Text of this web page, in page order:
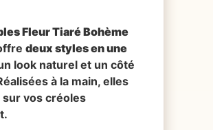
Fleur Tiaré Bohème
deux styles en une
look naturel et un côté
à la main, elles
vos créoles